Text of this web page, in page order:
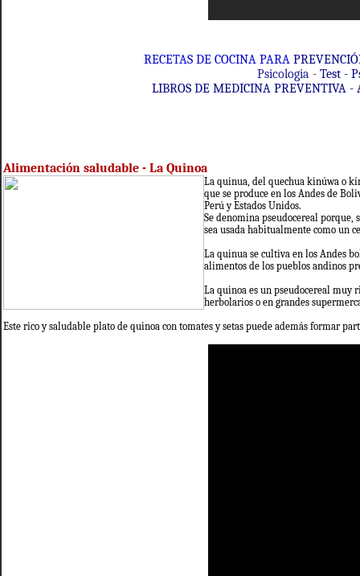
RECETAS DE COCINA PARA
Psicologia - Test -
LIBROS DE MEDICINA PREVENTIVA -
Alimentación saludable - La Quinoa
La quinua, del quechua kinúwa o
que se produce en los Andes de
Perú y Estados Unidos.
Se denomina pseudocereal
sea usada habitualmente como un
La quinua se cultiva en los Andes
alimentos de los pueblos andinos
La quinoa es un pseudocereal muy
herbolarios o en grandes
Este rico y saludable plato de quinoa con tomates y setas puede además formar